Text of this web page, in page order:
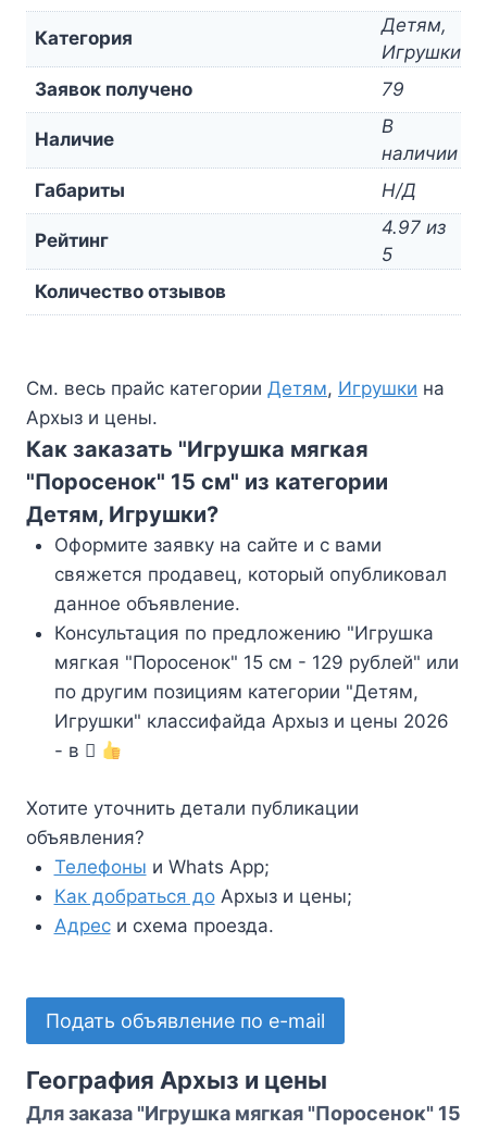
Категория
Детям,
Игрушки
Заявок получено
79
Наличие
В
наличии
Габариты
Н/Д
Рейтинг
4.97 из
5
Количество отзывов
См. весь прайс категории Детям, Игрушки на
Архыз и цены.
Как заказать "Игрушка мягкая
"Поросенок" 15 см" из категории
Детям, Игрушки?
Оформите заявку на сайте и с вами
свяжется продавец, который опубликовал
данное объявление.
Консультация по предложению "Игрушка
мягкая "Поросенок" 15 см - 129 рублей" или
по другим позициям категории "Детям,
Игрушки" классифайда Архыз и цены 2026
- в
Хотите уточнить детали публикации
объявления?
Телефоны и Whats App;
Как добраться доАрхыз и цены;
Адреси схема проезда.
Подать объявление по e-mail
География Архыз и цены
Для заказа "Игрушка мягкая "Поросенок" 15